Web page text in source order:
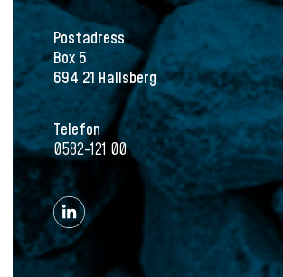
Postadress
Box 5
694 21 Hallsberg
Telefon
0582-121 00